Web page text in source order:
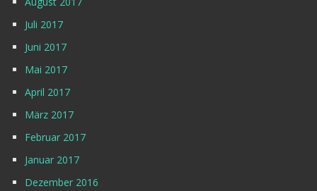
Juli 2017
Juni 2017
Mai 2017
April 2017
März 2017
Februar 2017
Januar 2017
Dezember 2016